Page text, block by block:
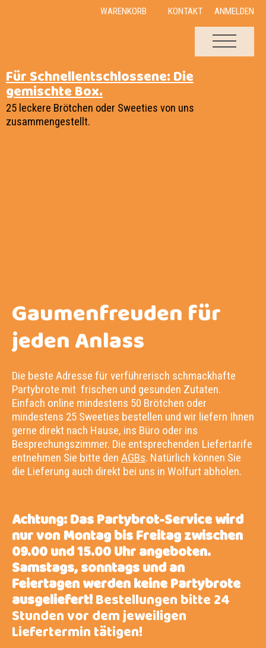
WARENKORB KONTAKT ANMELDEN
Für Schnellentschlossene: Die
gemischte Box.
25 leckere Brötchen oder Sweeties von uns
zusammengestellt.
Gaumenfreuden für
jeden Anlass
Die beste Adresse für verführerisch schmackhafte
Partybrote mit frischen und gesunden Zutaten.
Einfach online mindestens 50 Brötchen oder
mindestens 25 Sweeties bestellen und wir liefern Ihnen
gerne direkt nach Hause, ins Büro oder ins
Besprechungszimmer. Die entsprechenden Liefertarife
entnehmen Sie bitte den AGBs. Natürlich können Sie
die Lieferung auch direkt bei uns in Wolfurt abholen.
Achtung: Das Partybrot-Service wird
nur von Montag bis Freitag zwischen
09.00 und 15.00 Uhr angeboten.
Samstags, sonntags und an
Feiertagen werden keine Partybrote
ausgeliefert!Bestellungen bitte 24
Stunden vor dem jeweiligen
Liefertermin tätigen!